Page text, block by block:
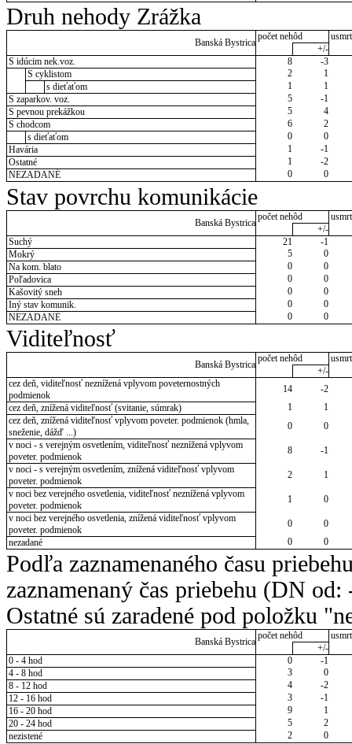
Druh nehody Zrážka
Banská Bystrica
počet nehôd
+/-
S idúcim nek.voz.
8
-3
S cyklistom
2
1
s dieťaťom
1
1
S zaparkov. voz.
5
-1
S pevnou prekážkou
5
4
S chodcom
6
2
s dieťaťom
0
0
Havária
1
-1
Ostatné
1
-2
NEZADANÉ
0 0
Stav povrchu komunikácie
Banská Bystrica
počet nehôd
+/-
Suchý
21
-1
Mokrý
5
0
Na kom. blato
0
0
Poľadovica
0
0
Kašovitý sneh
0
0
Iný stav komunik.
0
0
NEZADANÉ
0 0
Viditeľnosť
Banská Bystrica
počet nehôd
+/-
cez deň, viditeľnosť neznížená vplyvom poveternostných
podmienok
14
-2
cez deň, znížená viditeľnosť (svitanie, súmrak)
1
1
cez deň, znížená viditeľnosť vplyvom poveter. podmienok (hmla,
sneženie, dážď ...)
0
0
v noci - s verejným osvetlením, viditeľnosť neznížená vplyvom
poveter. podmienok
8
-1
v noci - s verejným osvetlením, znížená viditeľnosť vplyvom
poveter. podmienok
2
1
v noci bez verejného osvetlenia, viditeľnosť neznížená vplyvom
poveter. podmienok
1
0
v noci bez verejného osvetlenia, znížená viditeľnosť vplyvom
poveter. podmienok
0
0
nezadané
0 0
Podľa zaznamenaného času
zaznamenaný čas priebehu (DN
Ostatné sú zaradené pod položku
Banská Bystrica
počet nehôd
+/-
0 - 4 hod
0
-1
4 - 8 hod
3
0
8 - 12 hod
4
-2
12 - 16 hod
3
-1
16 - 20 hod
9
1
20 - 24 hod
5
2
nezistené
2 0